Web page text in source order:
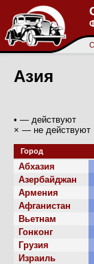
Азия
• — действуют
× — не действуют
Город
Абхазия
Азербайджан
Армения
Афганистан
Вьетнам
Гонконг
Грузия
Израиль